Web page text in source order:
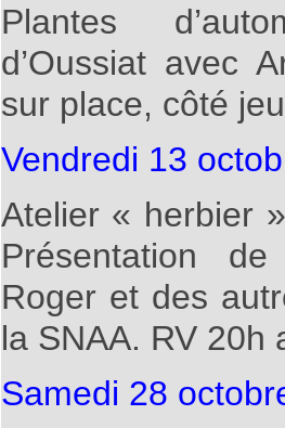
Plantes
d’Oussiat avec
sur place, côté
Vendredi 13
Atelier « herbier
Présentation
Roger et des
la SNAA. RV 20h
Samedi 28